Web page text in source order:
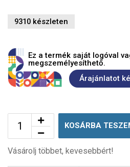
9310 készleten
Ez a termék saját logóval
megszemélyesíthető.
Árajánlatot
KOSÁRBA
Vásárolj többet, kevesebbért!